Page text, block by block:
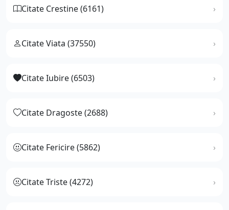
Citate Crestine (6161)
Citate Viata (37550)
Citate Iubire (6503)
Citate Dragoste (2688)
Citate Fericire (5862)
Citate Triste (4272)